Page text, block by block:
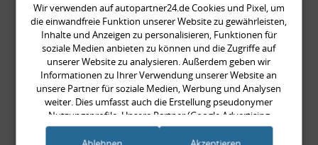
Rückleuchtenband mit
Blinker, rot, US-Ecken,
Audi 80 Cabrio, Typ 89,
OE-Nr.: 8G0945225 +
8G0945225C
999,99 €
999,99 € pro 1
Wir verwenden auf autopartner24.de Cookies und Pixel, um
die einwandfreie Funktion unserer Website zu gewährleisten,
Inhalte und Anzeigen zu personalisieren, Funktionen für
soziale Medien anbieten zu können und die Zugriffe auf
unserer Website zu analysieren. Außerdem geben wir
Informationen zu Ihrer Verwendung unserer Website an
unsere Partner für soziale Medien, Werbung und Analysen
weiter. Dies umfasst auch die Erstellung pseudonymer
Nutzungsprofile. Unsere Partner (Google Advertising
Products) führen diese Informationen möglicherweise mit
weiteren Daten zusammen, die Sie ihnen bereitgestellt haben